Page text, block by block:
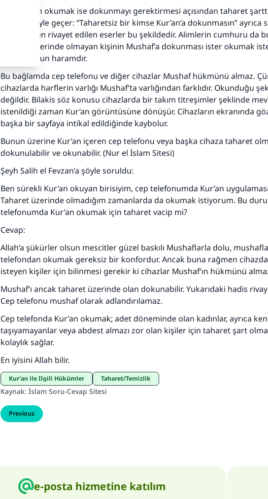
Mushaf’tan okumak ise dokunmayı gerektirmesi açısından taharet
hadiste şöyle geçer: “Taharetsiz bir kimse Kur’an’a dokunmasın” ayrıca
tabiinlerden rivayet edilen eserler bu şekildedir. Alimlerin cumhuru da
Taharet üzerinde olmayan kişinin Mushaf’a dokunması ister okumak
amaçla olsun haramdır.
Bu bağlamda cep telefonu ve diğer cihazlar Mushaf hükmünü almaz.
cihazlarda harflerin varlığı Mushaf’ta varlığından farklıdır. Okunduğu
değildir. Bilakis söz konusu cihazlarda bir takım titreşimler şeklinde
istenildiği zaman Kur’an görüntüsüne dönüşür. Cihazların ekranında
başka bir sayfaya intikal edildiğinde kaybolur.
Bunun üzerine Kur’an içeren cep telefonu veya başka cihaza taharet
dokunulabilir ve okunabilir. (Nur el İslam Sitesi)
Şeyh Salih el Fevzan’a şöyle soruldu:
Ben sürekli Kur’an okuyan birisiyim, cep telefonumda Kur’an
Taharet üzerinde olmadığım zamanlarda da okumak istiyorum. Bu
telefonumda Kur’an okumak için taharet vacip mi?
Cevap:
Allah’a şükürler olsun mescitler güzel baskılı Mushaflarla dolu,
telefondan okumak gereksiz bir konfordur. Ancak buna rağmen
isteyen kişiler için bilinmesi gerekir ki cihazlar Mushaf’ın hükmünü
Mushaf’ı ancak taharet üzerinde olan dokunabilir. Yukarıdaki hadis
Cep telefonu mushaf olarak adlandırılamaz.
Cep telefonda Kur’an okumak; adet döneminde olan kadınlar, ayrıca
taşıyamayanlar veya abdest almazı zor olan kişiler için taharet şart
kolaylık sağlar.
En iyisini Allah bilir.
Kur'an ile İlgili Hükümler Taharet/Temizlik
Kaynak: İslam Soru-Cevap Sitesi
Previous
e-posta hizmetine katılım
110845 Nolu Cevap, bir evliliği kurtardı.
Ümmete cevapları ulaştırmak için bizi destekle
Rasulullah ﷺ şöyle dedi:
Her kim bir hayra yol gösterirse , hayrı yapan kişinin sevabı
ona sevap yazılır.
(MUSLIM 1893)